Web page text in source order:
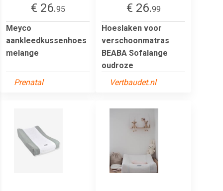
€ 26.95
Meyco
aankleedkussenhoes
melange
Prenatal
€ 26.99
Hoeslaken voor
verschoonmatras
BEABA Sofalange
oudroze
Vertbaudet.nl